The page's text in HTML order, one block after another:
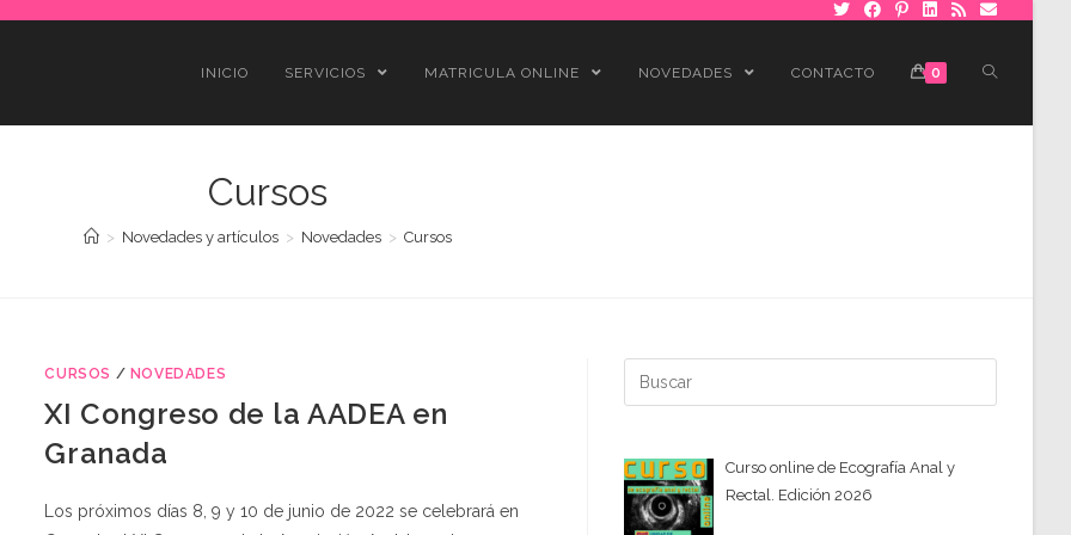
INICIO SERVICIOS MATRICULA ONLINE NOVEDADES CONTACTO 0
Cursos
> Novedades y artículos > Novedades > Cursos
CURSOS / NOVEDADES
XI Congreso de la AADEA en
Granada
Los próximos días 8, 9 y 10 de junio de 2022 se celebrará en
Buscar:
Curso online de Ecografía Anal y
Rectal. Edición 2026